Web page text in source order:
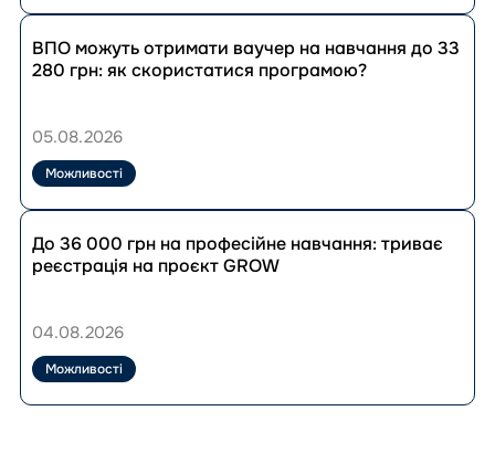
ВПО
експертному
коментарі
Перейти
до
публікації
отримати
на
навчання
до
33
280
грн:
програмою?
ВПО можуть отримати ваучер на навчання до 33
280 грн: як скористатися програмою?
05.08.2026
Можливості
Перейти
до
публікації
000
на
професійне
навчання:
До 36 000 грн на професійне навчання: триває
реєстрація на проєкт GROW
04.08.2026
Можливості